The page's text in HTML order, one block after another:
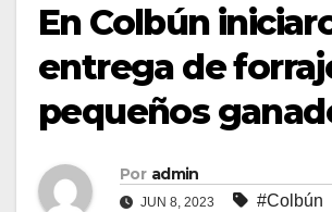
En Colbún
entrega de
pequeños
Por admin
JUN 8, 2023 #Colbún